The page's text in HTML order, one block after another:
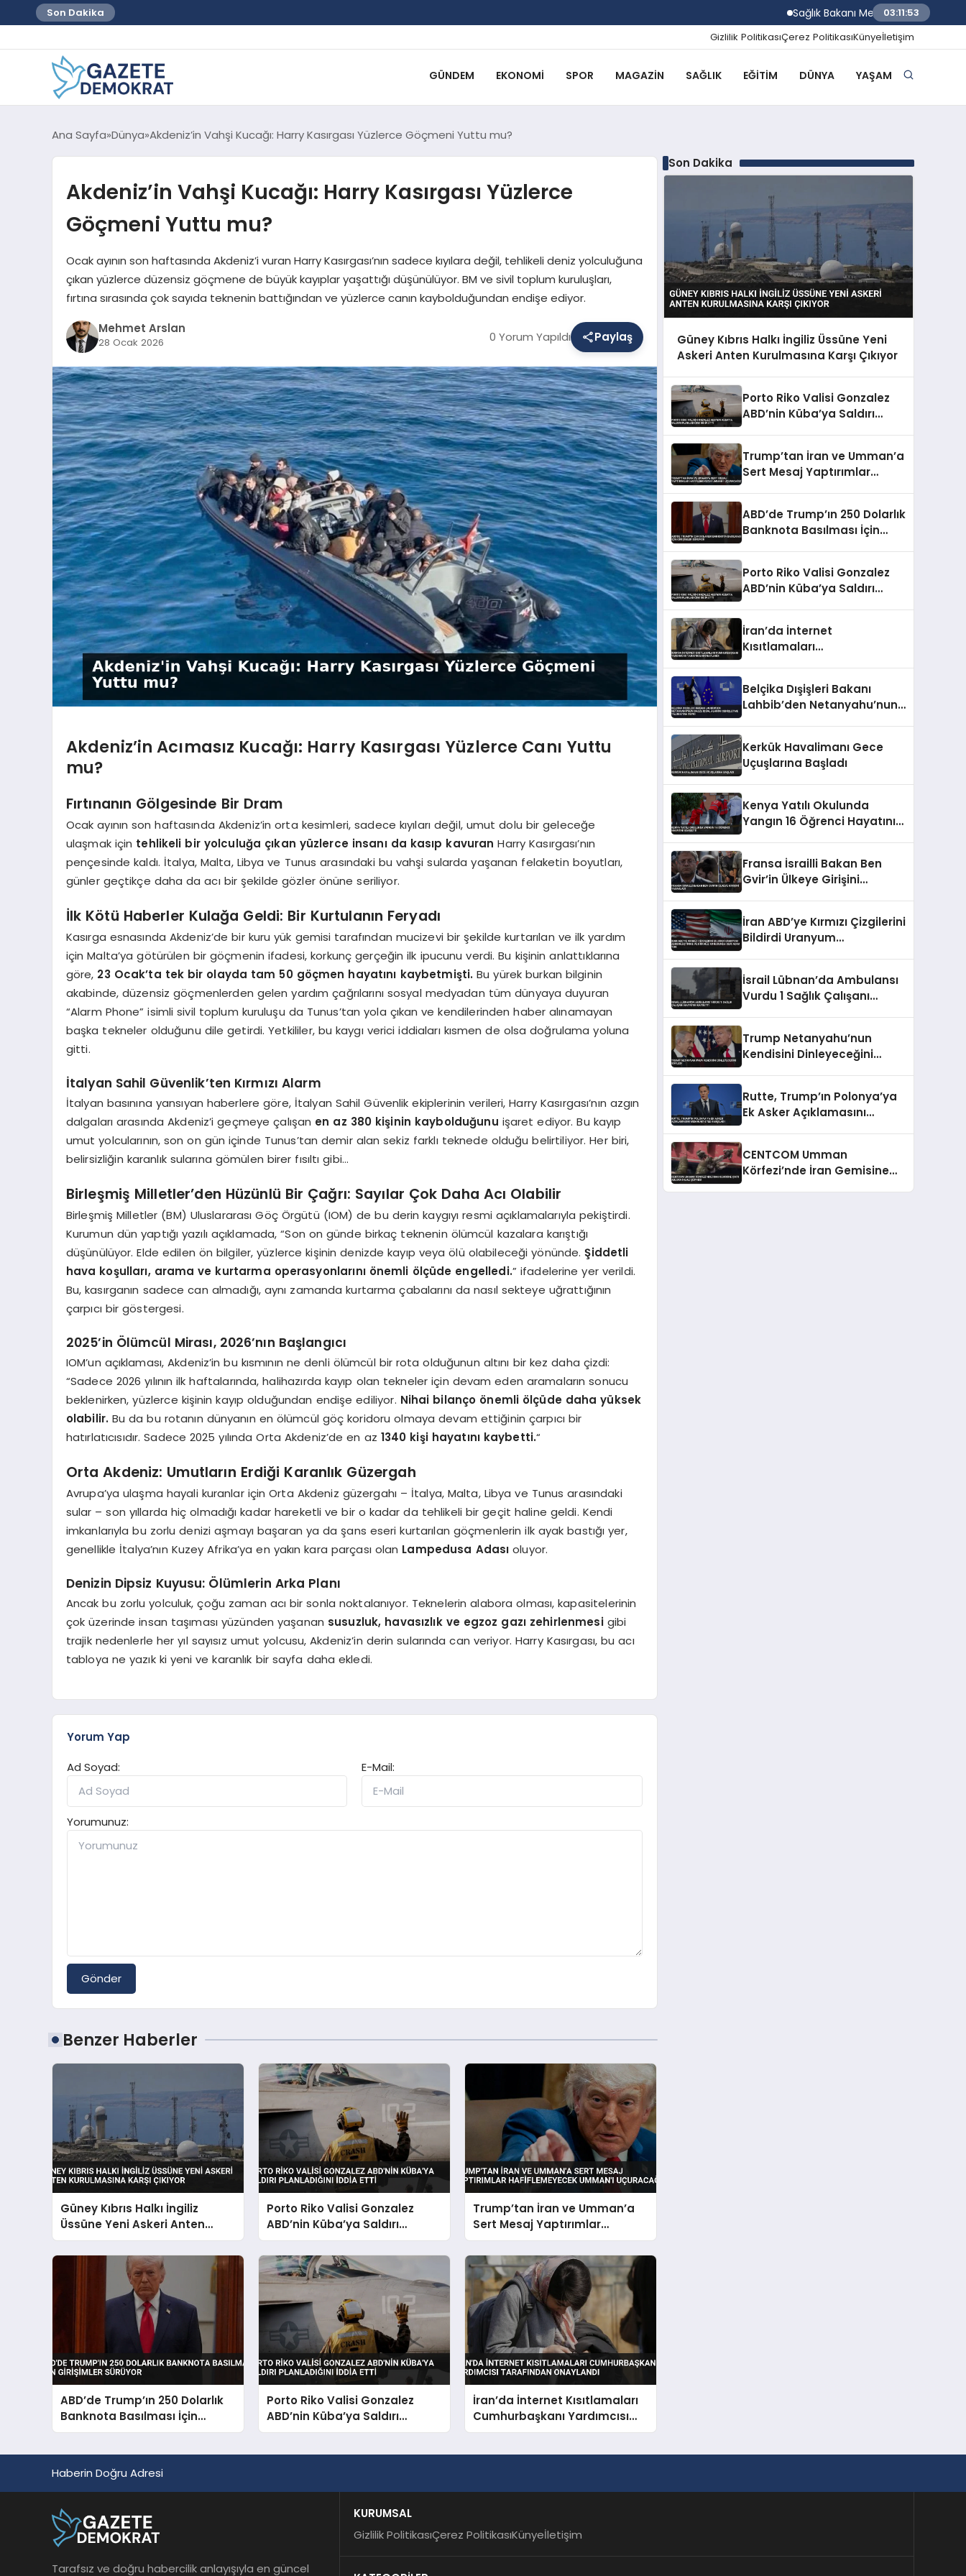
Son Dakika Sağlık Bakanı Memişoğlu Rize Şehir
03:11:54
Gizlilik PolitikasıÇerez PolitikasıKünyeİletişim
GÜNDEM EKONOMI SPOR MAGAZIN SAĞLIK EĞITIM DÜNYA YAŞAM
Ana Sayfa Dünya Akdeniz’in Vahşi Kucağı: Harry Kasırgası Yüzlerce Göçmeni Yuttu mu?
Akdeniz’in Vahşi Kucağı: Harry Kasırgası Yüzlerce
Göçmeni Yuttu mu?
Ocak ayının son haftasında Akdeniz’i vuran Harry Kasırgası’nın sadece kıyılara değil, tehlikeli deniz yolculuğuna
çıkan yüzlerce düzensiz göçmene de büyük kayıplar yaşattığı düşünülüyor. BM ve sivil toplum kuruluşları,
fırtına sırasında çok sayıda teknenin battığından ve yüzlerce canın kaybolduğundan endişe ediyor.
Mehmet Arslan
28 Ocak 2026 0 Yorum Yapıldı Paylaş
Akdeniz’in Acımasız Kucağı: Harry Kasırgası Yüzlerce Canı Yuttu
mu?
Fırtınanın Gölgesinde Bir Dram
Ocak ayının son haftasında Akdeniz’in orta kesimleri, sadece kıyıları değil, umut dolu bir geleceğe
ulaşmak için tehlikeli bir yolculuğa çıkan yüzlerce insanı da kasıp kavuran Harry Kasırgası’nın
pençesinde kaldı. İtalya, Malta, Libya ve Tunus arasındaki bu vahşi sularda yaşanan felaketin boyutları,
günler geçtikçe daha da acı bir şekilde gözler önüne seriliyor.
İlk Kötü Haberler Kulağa Geldi: Bir Kurtulanın Feryadı
Kasırga esnasında Akdeniz’de bir kuru yük gemisi tarafından mucizevi bir şekilde kurtarılan ve ilk yardım
için Malta’ya götürülen bir göçmenin ifadesi, korkunç gerçeğin ilk ipucunu verdi. Bu kişinin anlattıklarına
göre, 23 Ocak’ta tek bir olayda tam 50 göçmen hayatını kaybetmişti. Bu yürek burkan bilginin
akabinde, düzensiz göçmenlerden gelen yardım çağrılarını sosyal medyadan tüm dünyaya duyuran
“Alarm Phone” isimli sivil toplum kuruluşu da Tunus’tan yola çıkan ve kendilerinden haber alınamayan
başka tekneler olduğunu dile getirdi. Yetkililer, bu kaygı verici iddiaları kısmen de olsa doğrulama yoluna
gitti.
İtalyan Sahil Güvenlik’ten Kırmızı Alarm
İtalyan basınına yansıyan haberlere göre, İtalyan Sahil Güvenlik ekiplerinin verileri, Harry Kasırgası’nın azgın
dalgaları arasında Akdeniz’i geçmeye çalışan en az 380 kişinin kaybolduğunu işaret ediyor. Bu kayıp
umut yolcularının, son on gün içinde Tunus’tan demir alan sekiz farklı teknede olduğu belirtiliyor. Her biri,
belirsizliğin karanlık sularına gömülen birer fısıltı gibi…
Birleşmiş Milletler’den Hüzünlü Bir Çağrı: Sayılar Çok Daha Acı Olabilir
Birleşmiş Milletler (BM) Uluslararası Göç Örgütü (IOM) de bu derin kaygıyı resmi açıklamalarıyla pekiştirdi.
Kurumun dün yaptığı yazılı açıklamada, “Son on günde birkaç teknenin ölümcül kazalara karıştığı
düşünülüyor. Elde edilen ön bilgiler, yüzlerce kişinin denizde kayıp veya ölü olabileceği yönünde.Şiddetli
hava koşulları, arama ve kurtarma operasyonlarını önemli ölçüde engelledi.” ifadelerine yer verildi.
Bu, kasırganın sadece can almadığı, aynı zamanda kurtarma çabalarını da nasıl sekteye uğrattığının
çarpıcı bir göstergesi.
2025’in Ölümcül Mirası, 2026’nın Başlangıcı
IOM’un açıklaması, Akdeniz’in bu kısmının ne denli ölümcül bir rota olduğunun altını bir kez daha çizdi:
“Sadece 2026 yılının ilk haftalarında, halihazırda kayıp olan tekneler için devam eden aramaların sonucu
beklenirken, yüzlerce kişinin kayıp olduğundan endişe ediliyor. Nihai bilanço önemli ölçüde daha yüksek
olabilir. Bu da bu rotanın dünyanın en ölümcül göç koridoru olmaya devam ettiğinin çarpıcı bir
hatırlatıcısıdır. Sadece 2025 yılında Orta Akdeniz’de en az 1340 kişi hayatını kaybetti.“
Orta Akdeniz: Umutların Erdiği Karanlık Güzergah
Avrupa’ya ulaşma hayali kuranlar için Orta Akdeniz güzergahı – İtalya, Malta, Libya ve Tunus arasındaki
sular – son yıllarda hiç olmadığı kadar hareketli ve bir o kadar da tehlikeli bir geçit haline geldi. Kendi
imkanlarıyla bu zorlu denizi aşmayı başaran ya da şans eseri kurtarılan göçmenlerin ilk ayak bastığı yer,
genellikle İtalya’nın Kuzey Afrika’ya en yakın kara parçası olan Lampedusa Adası oluyor.
Denizin Dipsiz Kuyusu: Ölümlerin Arka Planı
Ancak bu zorlu yolculuk, çoğu zaman acı bir sonla noktalanıyor. Teknelerin alabora olması, kapasitelerinin
çok üzerinde insan taşıması yüzünden yaşanan susuzluk, havasızlık ve egzoz gazı zehirlenmesigibi
trajik nedenlerle her yıl sayısız umut yolcusu, Akdeniz’in derin sularında can veriyor. Harry Kasırgası, bu acı
tabloya ne yazık ki yeni ve karanlık bir sayfa daha ekledi.
Yorum Yap
Ad Soyad:
E-Mail:
Yorumunuz:
Gönder
Benzer Haberler
Güney Kıbrıs Halkı İngiliz
Üssüne Yeni Askeri Anten
Kurulmasına Karşı Çıkıyor
Porto Riko Valisi Gonzalez
ABD’nin Küba’ya Saldırı
Planladığını İddia Etti
Trump’tan İran ve Umman’a
Sert Mesaj Yaptırımlar
Hafiflemeyecek Umman’ı
Uçuracağız
ABD’de Trump’ın 250 Dolarlık
Banknota Basılması İçin
Girişimler Sürüyor
Porto Riko Valisi Gonzalez
ABD’nin Küba’ya Saldırı
Planladığını İddia Etti
İran’da İnternet Kısıtlamaları
Cumhurbaşkanı Yardımcısı
Tarafından Onaylandı
Son Dakika
Güney Kıbrıs Halkı İngiliz Üssüne Yeni
Askeri Anten Kurulmasına Karşı Çıkıyor
Porto Riko Valisi Gonzalez
ABD’nin Küba’ya Saldırı
Trump’tan İran ve Umman’a
Sert Mesaj Yaptırımlar
ABD’de Trump’ın 250 Dolarlık
Banknota Basılması İçin
Porto Riko Valisi Gonzalez
ABD’nin Küba’ya Saldırı
İran’da İnternet
Kısıtlamaları
Belçika Dışişleri Bakanı
Lahbib’den Netanyahu’nun
Tepki
Kerkük Havalimanı Gece
Uçuşlarına Başladı
Kenya Yatılı Okulunda
Yangın 16 Öğrenci Hayatını
Fransa İsrailli Bakan Ben
Gvir’in Ülkeye Girişini
İran ABD’ye Kırmızı Çizgilerini
Bildirdi Uranyum
İsrail Lübnan’da Ambulansı
Vurdu 1 Sağlık Çalışanı
Trump Netanyahu’nun
Kendisini Dinleyeceğini
Rutte, Trump’ın Polonya’ya
Ek Asker Açıklamasını
CENTCOM Umman
Körfezi’nde İran Gemisine
Haberin Doğru Adresi
Tarafsız ve doğru habercilik anlayışıyla en güncel
KURUMSAL
Gizlilik PolitikasıÇerez PolitikasıKünyeİletişim